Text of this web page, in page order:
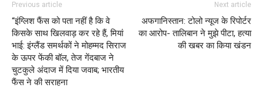
Previous article
“इंग्लिश फैंस को पता नहीं है कि वे
किसके साथ खिलवाड़ कर रहे हैं, मियां
भाई: इंग्लैंड समर्थकों ने मोहम्मद सिराज
के ऊपर फेंकी बॉल, तेज गेंदबाज ने
चुटकुले अंदाज में दिया जवाब; भारतीय
फैंस ने की सराहना
Next article
अफगानिस्तान: टोलो न्‍यूज के रिपोर्टर
का आरोप- तालिबान ने मुझे पीटा, हत्‍या
की खबर का किया खंडन